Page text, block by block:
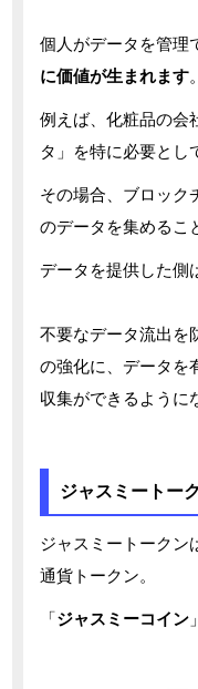
個人がデータを管理
に価値が生まれます。
例えば、化粧品の会
タ」を特に必要とし
その場合、ブロック
のデータを集めるこ
データを提供した側
不要なデータ流出を
の強化に、データを
収集ができるように
ジャスミートー
ジャスミートークン
通貨トークン。
「ジャスミーコイン